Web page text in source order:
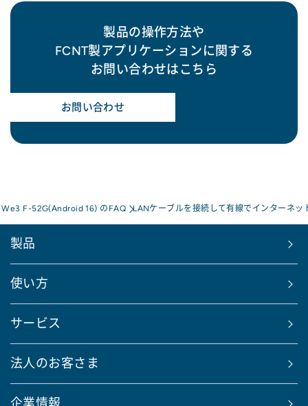
製品の操作方法や
FCNT製アプリケーションに関する
お問い合わせはこちら
お問い合わせ
F-52G(Android 16) のFAQ LANケーブルを接続して有線でインターネッ
製品
使い方
サービス
法人のお客さま